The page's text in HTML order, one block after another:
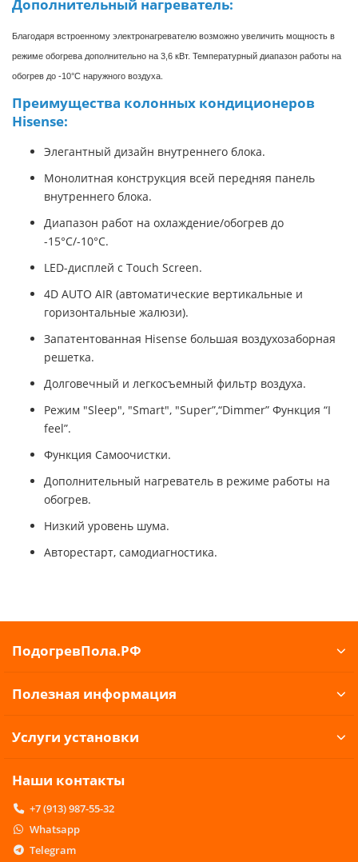
Дополнительный нагреватель:
Благодаря встроенному электронагревателю возможно увеличить мощность в
режиме обогрева дополнительно на 3,6 кВт. Температурный диапазон работы на
обогрев до -10°С наружного воздуха.
Преимущества колонных кондиционеров
Hisense:
Элегантный дизайн внутреннего блока.
Монолитная конструкция всей передняя панель
внутреннего блока.
Диапазон работ на охлаждение/обогрев до
-15°С/-10°С.
LED-дисплей с Touch Screen.
4D AUTO AIR (автоматические вертикальные и
горизонтальные жалюзи).
Запатентованная Hisense большая воздухозаборная
решетка.
Долговечный и легкосъемный фильтр воздуха.
Режим "Sleep", "Smart", "Super”,“Dimmer” Функция “I
feel”.
Функция Самоочистки.
Дополнительный нагреватель в режиме работы на
обогрев.
Низкий уровень шума.
Авторестарт, самодиагностика.
ПодогревПола.РФ
Полезная информация
Услуги установки
Наши контакты
+7 (913) 987-55-32
Whatsapp
Telegram